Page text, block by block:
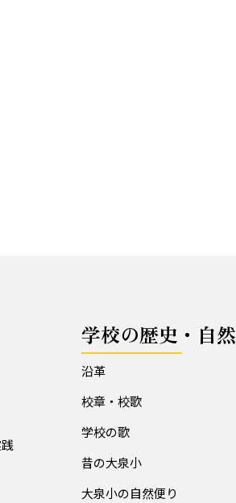
学校の歴史・自然
沿革
校章・校歌
学校の歌
昔の大泉小
大泉小の自然便り